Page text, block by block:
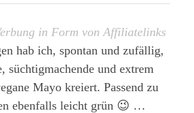
in Form von Affiliatelinks
hab ich, spontan und zufällig,
süchtigmachende und extrem
Mayo kreiert. Passend zu
ebenfalls leicht grün 😉 …